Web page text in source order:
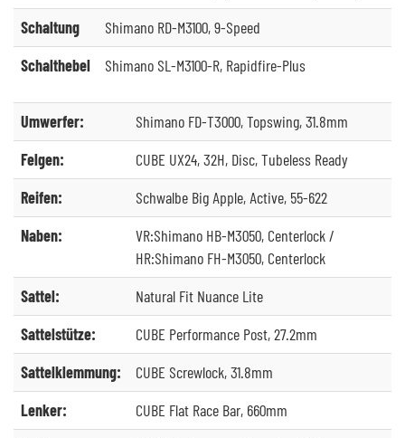
Schaltung
Shimano RD-M3100, 9-Speed
Schalthebel
Shimano SL-M3100-R, Rapidfire-Plus
Umwerfer:
Shimano FD-T3000, Topswing, 31.8mm
Felgen:
CUBE UX24, 32H, Disc, Tubeless Ready
Reifen:
Schwalbe Big Apple, Active, 55-622
Naben:
VR:Shimano HB-M3050, Centerlock /
HR:Shimano FH-M3050, Centerlock
Sattel:
Natural Fit Nuance Lite
Sattelstütze:
CUBE Performance Post, 27.2mm
Sattelklemmung:
CUBE Screwlock, 31.8mm
Lenker:
CUBE Flat Race Bar, 660mm